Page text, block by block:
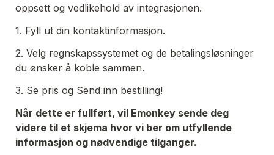
oppsett og vedlikehold av integrasjonen.
1. Fyll ut din kontaktinformasjon.
2. Velg regnskapssystemet og de betalingsløsninger
du ønsker å koble sammen.
3. Se pris og Send inn bestilling!
Når dette er fullført, vil Emonkey sende deg
videre til et skjema hvor vi ber om utfyllende
informasjon og nødvendige tilganger.